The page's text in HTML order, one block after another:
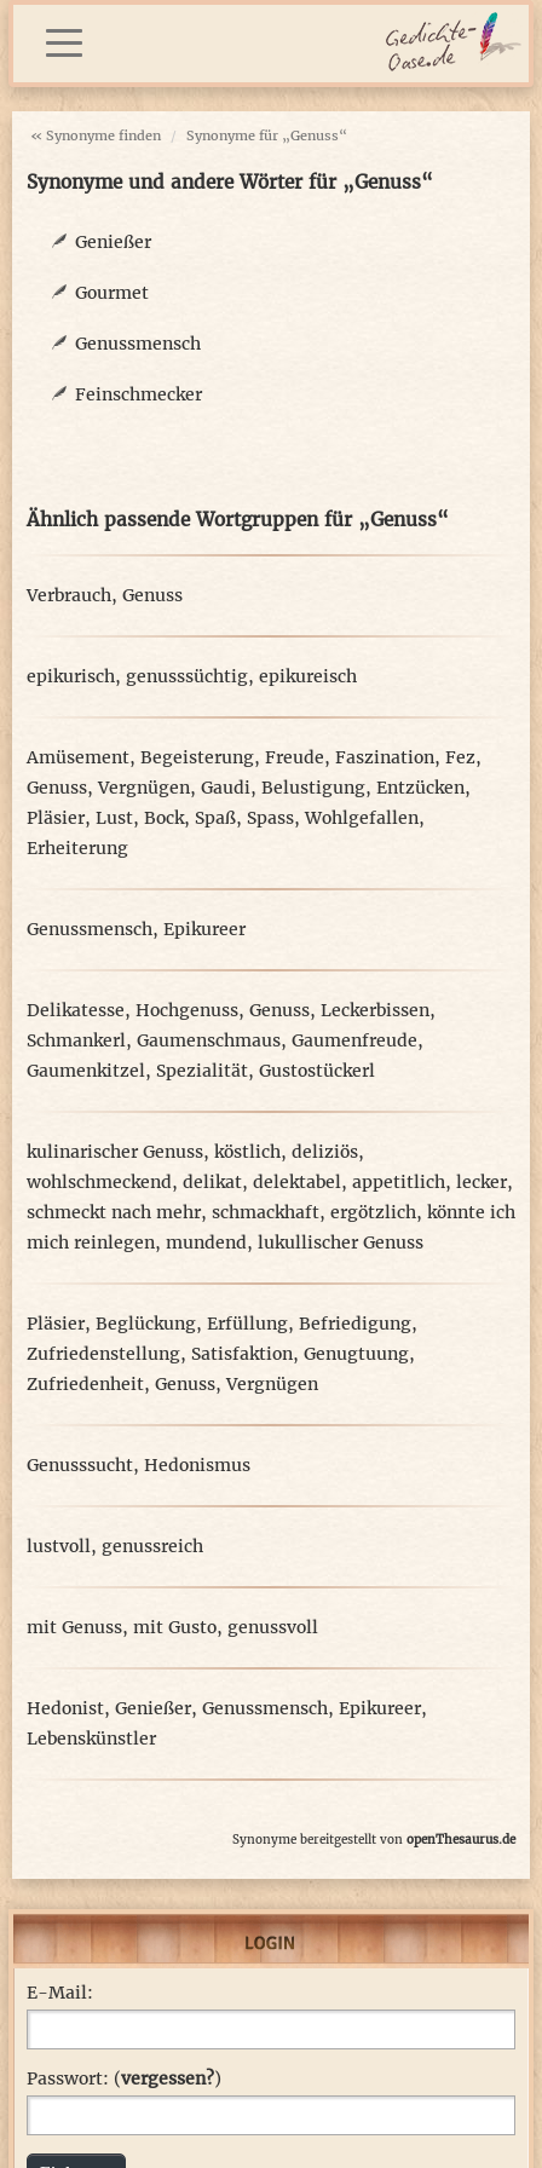
« Synonyme finden Synonyme für „Genuss“
Synonyme und andere Wörter für „Genuss“
Genießer
Gourmet
Genussmensch
Feinschmecker
Ähnlich passende Wortgruppen für „Genuss“
Verbrauch, Genuss
epikurisch, genusssüchtig, epikureisch
Amüsement, Begeisterung, Freude, Faszination, Fez,
Genuss,Vergnügen, Gaudi, Belustigung, Entzücken,
Pläsier, Lust, Bock, Spaß, Spass,Wohlgefallen,
Erheiterung
Genussmensch, Epikureer
Delikatesse, Hochgenuss, Genuss, Leckerbissen,
Schmankerl, Gaumenschmaus, Gaumenfreude,
Gaumenkitzel, Spezialität, Gustostückerl
kulinarischer Genuss, köstlich, deliziös,
wohlschmeckend, delikat, delektabel, appetitlich, lecker,
schmeckt nach mehr, schmackhaft, ergötzlich, könnte ich
mich reinlegen, mundend, lukullischer Genuss
Pläsier, Beglückung, Erfüllung, Befriedigung,
Zufriedenstellung, Satisfaktion, Genugtuung,
Zufriedenheit, Genuss,Vergnügen
Genusssucht, Hedonismus
lustvoll, genussreich
mit Genuss, mit Gusto, genussvoll
Hedonist, Genießer, Genussmensch, Epikureer,
Lebenskünstler
Synonyme bereitgestellt von openThesaurus.de
E-Mail:
Passwort: (vergessen?)